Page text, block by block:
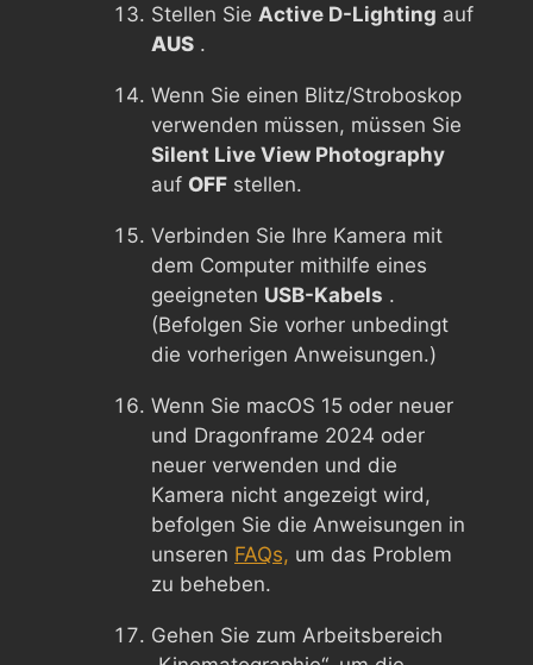
Stellen Sie Active D-Lighting auf
AUS .
Wenn Sie einen Blitz/Stroboskop
verwenden müssen, müssen Sie
Silent Live View Photography
auf OFF stellen.
Verbinden Sie Ihre Kamera mit
dem Computer mithilfe eines
geeigneten USB-Kabels .
(Befolgen Sie vorher unbedingt
die vorherigen Anweisungen.)
Wenn Sie macOS 15 oder neuer
und Dragonframe 2024 oder
neuer verwenden und die
Kamera nicht angezeigt wird,
befolgen Sie die Anweisungen in
unseren FAQs, um das Problem
zu beheben.
Gehen Sie zum Arbeitsbereich